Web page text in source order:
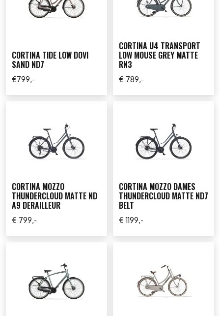
CORTINA TIDE LOW DOVI
SAND ND7
€799,-
CORTINA U4 TRANSPORT
LOW MOUSE GREY MATTE
RN3
€ 789,-
CORTINA MOZZO
THUNDERCLOUD MATTE ND
A9 DERAILLEUR
€ 799,-
CORTINA MOZZO DAMES
THUNDERCLOUD MATTE ND7
BELT
€ 1199,-